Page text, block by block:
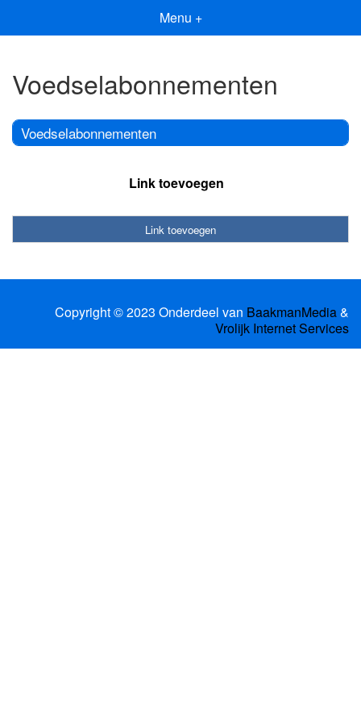
Menu +
Voedselabonnementen
Voedselabonnementen
Link toevoegen
Link toevoegen
Copyright © 2023 Onderdeel van BaakmanMedia&
Vrolijk Internet Services